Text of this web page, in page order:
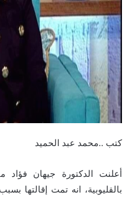
كتب ..محمد عبد الحميد
أعلنت الدكتورة جيهان
بالقليوبية، انه تمت إقالتها